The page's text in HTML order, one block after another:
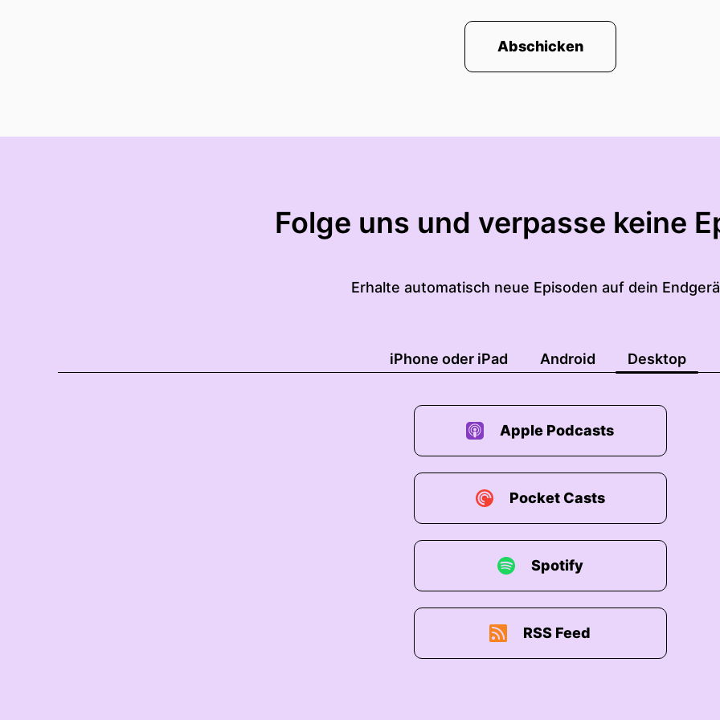
Abschicken
Folge uns und verpasse keine
Erhalte automatisch neue Episoden auf dein
iPhone oder iPad Android Desktop
Apple Podcasts
Pocket Casts
Spotify
RSS Feed